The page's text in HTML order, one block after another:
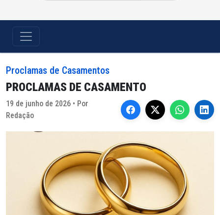
Proclamas de Casamentos
PROCLAMAS DE CASAMENTO
19 de junho de 2026 • Por
Redação